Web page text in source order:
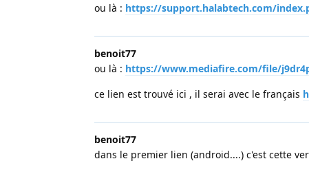
ou là : https://support.halabtech.com/
benoit77
ou là : https://www.mediafire.com/file/
ce lien est trouvé ici , il serai avec le français
benoit77
dans le premier lien (android....) c'est cette